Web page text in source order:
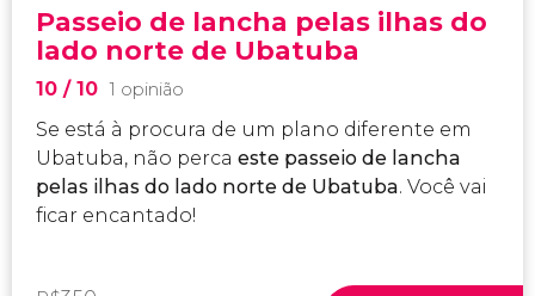
Passeio de lancha pelas ilhas do
lado norte de Ubatuba
10 / 10 1 opinião
Se está à procura de um plano diferente em
Ubatuba, não perca este passeio de lancha
pelas ilhas do lado norte de Ubatuba. Você vai
ficar encantado!